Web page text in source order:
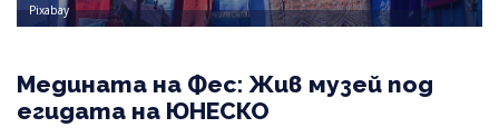
Pixabay
Медината на Фес: Жив музей под
егидата на ЮНЕСКО